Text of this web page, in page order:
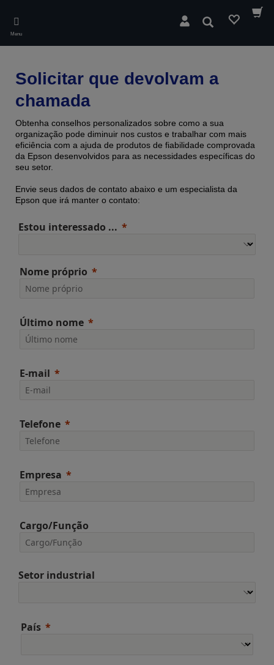
main
content
Menu
Pesquisar
Solicitar que devolvam a
chamada
Obtenha conselhos personalizados sobre como a sua
organização pode diminuir nos custos e trabalhar com mais
eficiência com a ajuda de produtos de fiabilidade comprovada ​​
da Epson desenvolvidos para as necessidades específicas do
seu setor.
Envie seus dados de contato abaixo e um especialista da
Epson que irá manter o contato:
Estou interessado ...
Nome próprio
Último nome
E-mail
Telefone
Empresa
Cargo/Função
Setor industrial
País